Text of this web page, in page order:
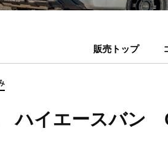
販売トップ
ハイエースバン